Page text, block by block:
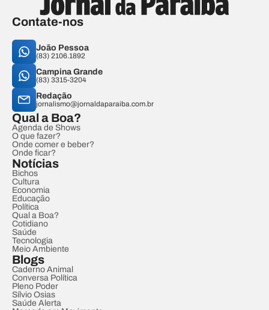
Contate-nos
João Pessoa
(83) 2106.1892
Campina Grande
(83) 3315-3204
Redação
jornalismo@jornaldaparaiba.com.br
Qual a Boa?
Agenda de Shows
O que fazer?
Onde comer e beber?
Onde ficar?
Notícias
Bichos
Cultura
Economia
Educação
Política
Qual a Boa?
Cotidiano
Saúde
Tecnologia
Meio Ambiente
Blogs
Caderno Animal
Conversa Política
Pleno Poder
Sílvio Osias
Saúde Alerta